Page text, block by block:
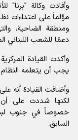
وأفادت وكالة "برنا"
مؤلماً على اعتداءات
ومنطقة الضاحية،
دعمًا للشعب اللبناني
وأكدت القيادة
يجب أن يتعلمه
وأضافت القيادة أنه
لكنها شددت على أن
خصوصاً في جنوب
السابق.